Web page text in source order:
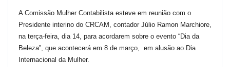
A Comissão Mulher Contabilista esteve em reunião com o
Presidente interino do CRCAM, contador Júlio Ramon Marchiore,
na terça-feira, dia 14, para acordarem sobre o evento “Dia da
Beleza”, que acontecerá em 8 de março, em alusão ao Dia
Internacional da Mulher.